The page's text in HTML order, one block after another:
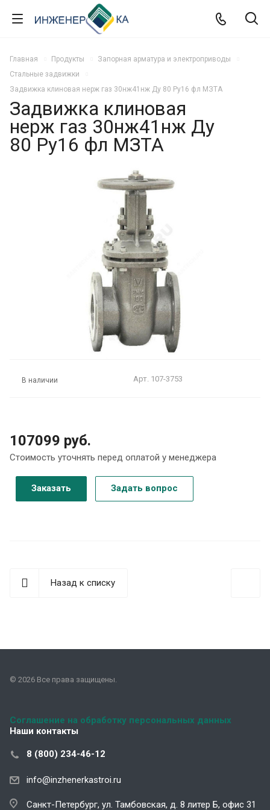
Главная Продукты
Запорная арматура и электроприводы
Стальные задвижки
Задвижка клиновая нерж газ 30нж41нж Ду 80 Ру16 фл МЗТА
Задвижка клиновая
нерж газ 30нж41нж Ду
80 Ру16 фл МЗТА
В наличии Арт. 107-3753
107099 руб.
Стоимость уточнять перед оплатой у менеджера
Заказать Задать вопрос
Назад к списку
© 2026 Все права защищены.
Соглашение на обработку персональных данных
Наши контакты
8 (800) 234-46-12
info@inzhenerkastroi.ru
Санкт-Петербург, ул. Тамбовская, д. 8 литер Б, офис 31